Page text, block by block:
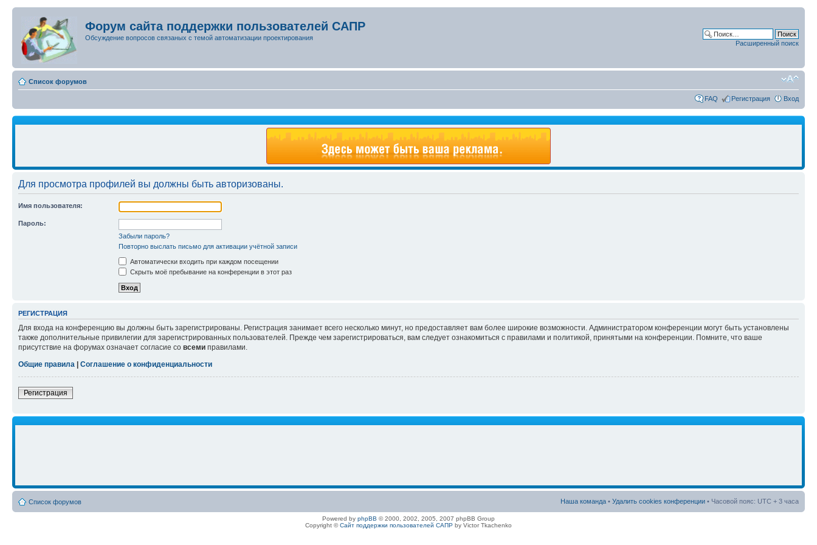
Форум сайта поддержки пользователей САПР
Обсуждение вопросов связаных с темой автоматизации проектирования
Расширенный поиск
Список форумов
FAQ Регистрация Вход
Для просмотра профилей вы должны быть авторизованы.
Имя пользователя:
Пароль:
Забыли пароль?
Повторно выслать письмо для активации учётной записи
Автоматически входить при каждом посещении
Скрыть моё пребывание на конференции в этот раз
РЕГИСТРАЦИЯ
Для входа на конференцию вы должны быть зарегистрированы. Регистрация занимает всего несколько минут, но предоставляет вам более широкие возможности. Администратором конференции могут быть установлены
также дополнительные привилегии для зарегистрированных пользователей. Прежде чем зарегистрироваться, вам следует ознакомиться с правилами и политикой, принятыми на конференции. Помните, что ваше
присутствие на форумах означает согласие со всеми правилами.
Общие правила | Соглашение о конфиденциальности
Регистрация
Список форумов Наша команда • Удалить cookies конференции • Часовой пояс: UTC + 3 часа
Powered by phpBB © 2000, 2002, 2005, 2007 phpBB Group
Copyright ©Сайт поддержки пользователей САПР by Victor Tkachenko